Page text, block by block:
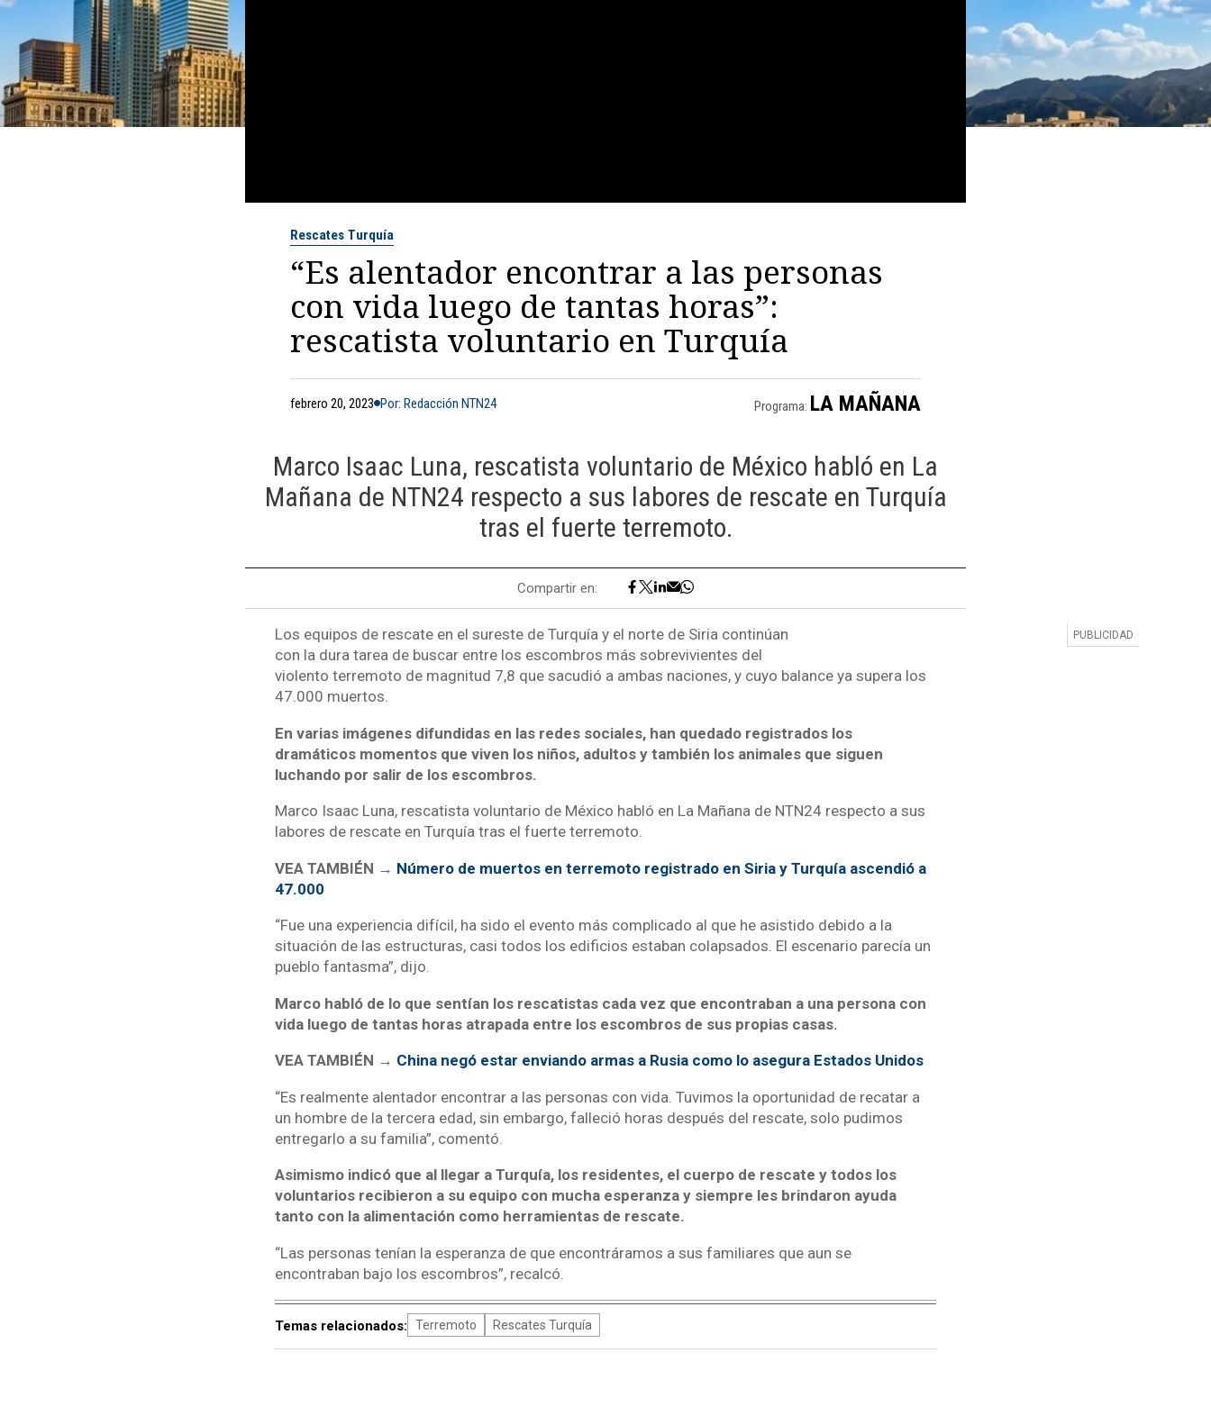
Rescates Turquía
“Es alentador encontrar a las personas
con vida luego de tantas horas”:
rescatista voluntario en Turquía
febrero 20, 2023 Por: Redacción NTN24 Programa: LA MAÑANA
Marco Isaac Luna, rescatista voluntario de México habló en La
Mañana de NTN24 respecto a sus labores de rescate en Turquía
tras el fuerte terremoto.
Compartir en:
Los equipos de rescate en el sureste de Turquía y el norte de Siria continúan
con la dura tarea de buscar entre los escombros más sobrevivientes del
violento terremoto de magnitud 7,8 que sacudió a ambas naciones, y cuyo balance ya supera los
47.000 muertos.
En varias imágenes difundidas en las redes sociales, han quedado registrados los
dramáticos momentos que viven los niños, adultos y también los animales que siguen
luchando por salir de los escombros.
Marco Isaac Luna, rescatista voluntario de México habló en La Mañana de NTN24 respecto a sus
labores de rescate en Turquía tras el fuerte terremoto.
VEA TAMBIÉN → Número de muertos en terremoto registrado en Siria y Turquía ascendió a
47.000
“Fue una experiencia difícil, ha sido el evento más complicado al que he asistido debido a la
situación de las estructuras, casi todos los edificios estaban colapsados. El escenario parecía un
pueblo fantasma”, dijo.
Marco habló de lo que sentían los rescatistas cada vez que encontraban a una persona con
vida luego de tantas horas atrapada entre los escombros de sus propias casas.
VEA TAMBIÉN → China negó estar enviando armas a Rusia como lo asegura Estados Unidos
“Es realmente alentador encontrar a las personas con vida. Tuvimos la oportunidad de recatar a
un hombre de la tercera edad, sin embargo, falleció horas después del rescate, solo pudimos
entregarlo a su familia”, comentó.
Asimismo indicó que al llegar a Turquía, los residentes, el cuerpo de rescate y todos los
voluntarios recibieron a su equipo con mucha esperanza y siempre les brindaron ayuda
tanto con la alimentación como herramientas de rescate.
“Las personas tenían la esperanza de que encontráramos a sus familiares que aun se
encontraban bajo los escombros”, recalcó.
Temas relacionados: Terremoto Rescates Turquía